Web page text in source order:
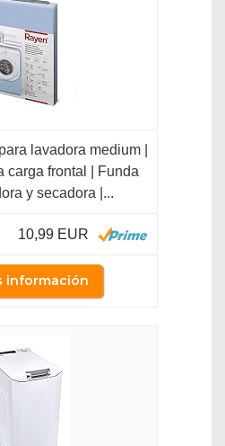
lavadora medium |
carga frontal | Funda
y secadora |...
10,99 EUR
información